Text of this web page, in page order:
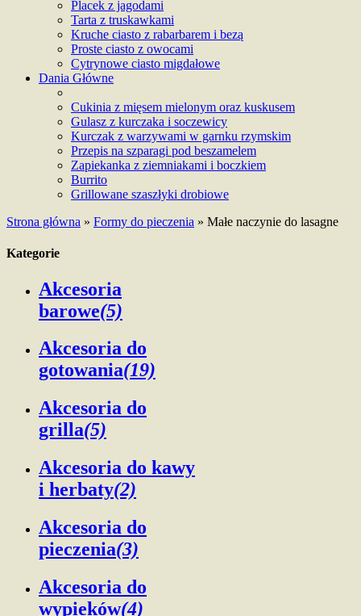
Placek z jagodami
Tarta z truskawkami
Kruche ciasto z rabarbarem i bezą
Proste ciasto z owocami
Cytrynowe ciasto migdałowe
Dania Główne
Cukinia z mięsem mielonym oraz kuskusem
Gulasz z kurczaka i soczewicy
Kurczak z warzywami w garnku rzymskim
Przepis na szparagi pod beszamelem
Zapiekanka z ziemniakami i boczkiem
Burrito
Grillowane szaszłyki drobiowe
Strona główna » Formy do pieczenia » Małe naczynie do lasagne
Kategorie
Akcesoria
barowe(5)
Akcesoria do
gotowania(19)
Akcesoria do
grilla(5)
Akcesoria do kawy
i herbaty(2)
Akcesoria do
pieczenia(3)
Akcesoria do
wypieków(4)